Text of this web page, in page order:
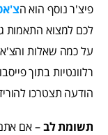
פיצ'ר נוסף הוא ה
לכם למצוא התאמות
על כמה שאלות
רלוונטיות בתוך
הודעה תצטרכו
תשומת לב– אם